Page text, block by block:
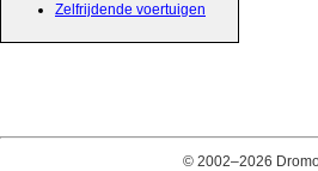
Zelfrijdende voertuigen
© 2002–2026